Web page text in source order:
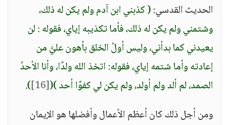
الحديث القدسي:( كذبني ابن آدم ولم يكن له ذلك،
وشتمني ولم يكن له ذلك، فأما تكذيبه إياي، فقوله : لن
يعيدني كما بدأني، وليس أولُ الخلق بأهون عليَّ من
إعادته وأما شتمه إياي، فقوله: اتخذ الله ولدًا، وأنا الأحدُ
الصمد، لم ألد ولم أولد، ولم يكن لي كفوًا أحد )(
[16]
)
.
ومن أجل ذلك كان أعظم الأعمال وأفضلها هو الإيمان